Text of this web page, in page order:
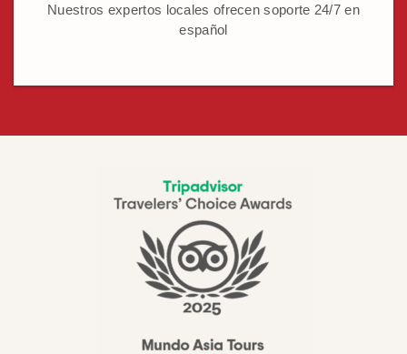
Nuestros expertos locales ofrecen soporte 24/7 en
español